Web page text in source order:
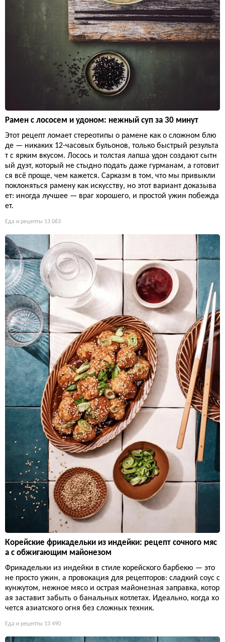
Рамен с лососем и удоном: нежный суп за 30 минут
Этот рецепт ломает стереотипы о рамене как о сложном блю
де — никаких 12-часовых бульонов, только быстрый результа
т с ярким вкусом. Лосось и толстая лапша удон создают сытн
ый дуэт, который не стыдно подать даже гурманам, а готовит
ся всё проще, чем кажется. Сарказм в том, что мы привыкли
поклоняться рамену как искусству, но этот вариант доказыва
ет: иногда лучшее — враг хорошего, и простой ужин побежда
ет.
Еда и рецепты 13 063
Корейские фрикадельки из индейки: рецепт сочного мяс
а с обжигающим майонезом
Фрикадельки из индейки в стиле корейского барбекю — это
не просто ужин, а провокация для рецепторов: сладкий соус с
кунжутом, нежное мясо и острая майонезная заправка, котор
ая заставит забыть о банальных котлетах. Идеально, когда хо
чется азиатского огня без сложных техник.
Еда и рецепты 13 490